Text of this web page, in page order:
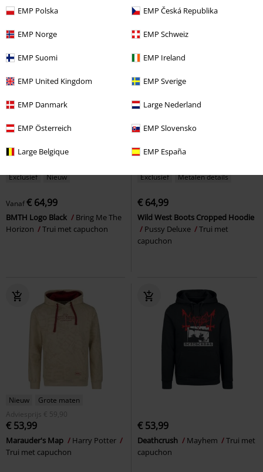
EMP Polska EMP Česká Republika
EMP Norge EMP Schweiz
EMP Suomi EMP Ireland
EMP United Kingdom EMP Sverige
EMP Danmark Large Nederland
EMP Österreich EMP Slovensko
Large Belgique EMP España
Gothicana Trui met capuchon Trui met capuchon
Exclusief Nieuw
Vanaf€ 64,99
BMTH Logo Black
Bring Me The
Horizon
Trui met capuchon
Exclusief Metalen details
€ 64,99
Wild West Boots Cropped Hoodie
Pussy Deluxe
Trui met
capuchon
Nieuw
Grote maten
Adviesprijs
€ 59,90
€ 53,99
Marauder's Map
Harry Potter
Trui met capuchon
€ 53,99
Deathcrush Mayhem
Trui met
capuchon